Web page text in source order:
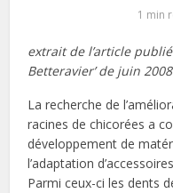
1 min
extrait de l’article
Betteravier’ de juin 2008
La recherche de
racines de chicorées a
développement de
l’adaptation
Parmi ceux-ci les dents